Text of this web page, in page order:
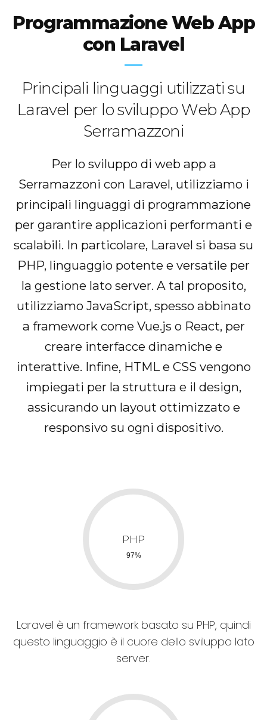
Programmazione Web App
con Laravel
Principali linguaggi utilizzati su
Laravel per lo sviluppo Web App
Serramazzoni
Per lo sviluppo di web app a
Serramazzoni con Laravel, utilizziamo i
principali linguaggi di programmazione
per garantire applicazioni performanti e
scalabili. In particolare, Laravel si basa su
PHP, linguaggio potente e versatile per
la gestione lato server. A tal proposito,
utilizziamo JavaScript, spesso abbinato
a framework come Vue.js o React, per
creare interfacce dinamiche e
interattive. Infine, HTML e CSS vengono
impiegati per la struttura e il design,
assicurando un layout ottimizzato e
responsivo su ogni dispositivo.
Laravel è un framework basato su PHP, quindi
questo linguaggio è il cuore dello sviluppo lato
server.